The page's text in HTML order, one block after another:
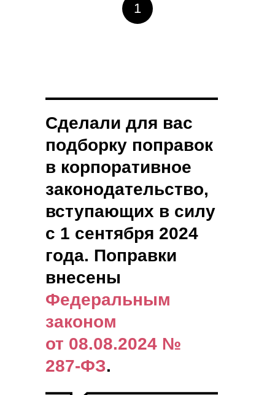
1
Сделали для вас
подборку поправок
в корпоративное
законодательство,
вступающих в силу
с 1 сентября 2024
года. Поправки
внесены
Федеральным
законом
от 08.08.2024 №
287-ФЗ.